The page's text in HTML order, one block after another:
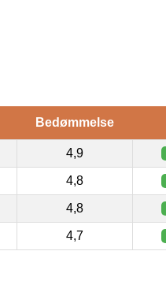
Bedømmelse
4,9
4,8
4,8
4,7